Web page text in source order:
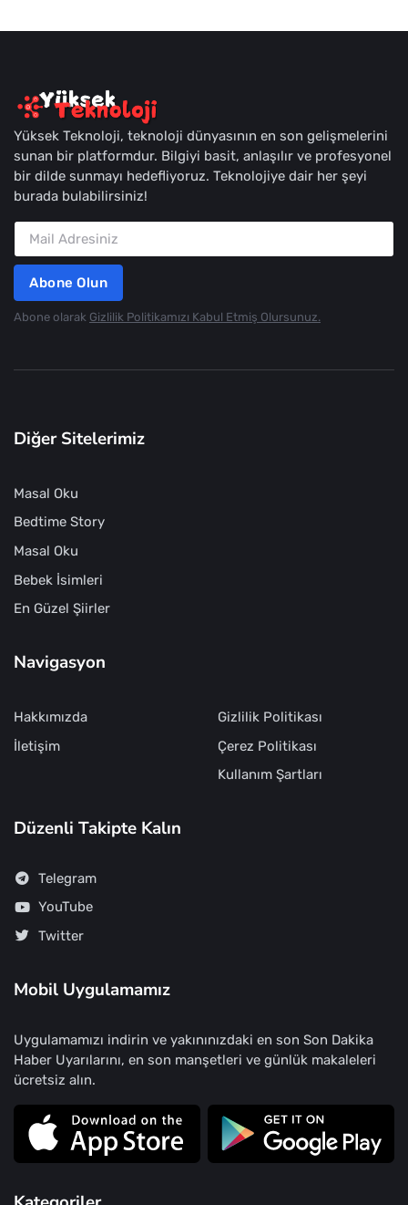
Yüksek Teknoloji, teknoloji dünyasının en son gelişmelerini
sunan bir platformdur. Bilgiyi basit, anlaşılır ve profesyonel
bir dilde sunmayı hedefliyoruz. Teknolojiye dair her şeyi
burada bulabilirsiniz!
Abone Olun
Abone olarak Gizlilik Politikamızı Kabul Etmiş Olursunuz.
Diğer Sitelerimiz
Masal Oku
Bedtime Story
Masal Oku
Bebek İsimleri
En Güzel Şiirler
Navigasyon
Hakkımızda
İletişim
Gizlilik Politikası
Çerez Politikası
Kullanım Şartları
Düzenli Takipte Kalın
Telegram
YouTube
Twitter
Mobil Uygulamamız
Uygulamamızı indirin ve yakınınızdaki en son Son Dakika
Haber Uyarılarını, en son manşetleri ve günlük makaleleri
ücretsiz alın.